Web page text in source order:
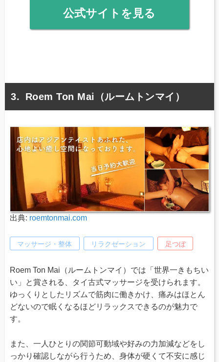
公式サイトを見る
Roem Ton Mai（ルームトンマイ）
出典: roemtonmai.com
マッサージ・整体 リラクゼーション 足つぼ
Roem Ton Mai（ルームトンマイ）では「世界一きもちい
い」と賞される、タイ古式マッサージを受けられます。
ゆっくりとしたリズムで筋肉に働きかけ、痛みはほとん
どないので眠くなるほどリラックスできるのが魅力で
す。
また、一人ひとりの関節可動域や好みの力加減などをし
っかり確認しながら行うため、身体が硬くて不安に感じ